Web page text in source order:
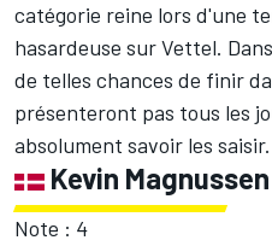
catégorie reine lors d'une
hasardeuse sur Vettel.
de telles chances de finir
présenteront pas tous les
absolument savoir les saisir.
Kevin Magnussen
Note : 4